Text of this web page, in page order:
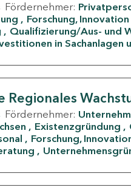
Fördernehmer:
Forschung,
Qualifizierung/Aus- und
in Sachanlagen
Regionales
Fördernehmer:
Existenzgründung
Forschung,